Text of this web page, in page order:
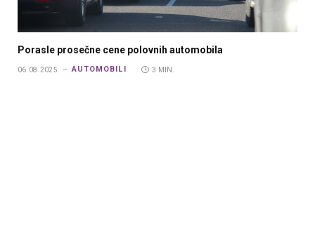
Porasle prosečne cene polovnih automobila
06.08.2025. AUTOMOBILI 3 MIN.